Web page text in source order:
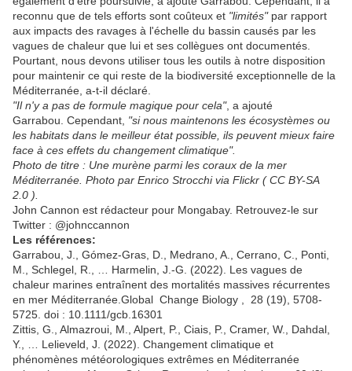
reconnu que de tels efforts sont coûteux et "limités"par rapport
aux impacts des ravages à l'échelle du bassin causés par les
vagues de chaleur que lui et ses collègues ont documentés.
Pourtant, nous devons utiliser tous les outils à notre disposition
pour maintenir ce qui reste de la biodiversité exceptionnelle de la
Méditerranée, a-t-il déclaré.
"Il n'y a pas de formule magique pour cela", a ajouté
Garrabou. Cependant, "si nous maintenons les écosystèmes ou
les habitats dans le meilleur état possible, ils peuvent mieux faire
face à ces effets du changement climatique".
Photo de titre : Une murène parmi les coraux de la mer
Méditerranée. Photo par Enrico Strocchi via Flickr ( CC BY-SA
2.0 ).
John Cannon est rédacteur pour Mongabay. Retrouvez-le sur
Twitter : @johnccannon
Les références:
Garrabou, J., Gómez‐Gras, D., Medrano, A., Cerrano, C., Ponti,
M., Schlegel, R., … Harmelin, J.-G. (2022). Les vagues de
chaleur marines entraînent des mortalités massives récurrentes
en mer Méditerranée.Global Change Biology , 28 (19), 5708-
5725. doi : 10.1111/gcb.16301
Zittis, G., Almazroui, M., Alpert, P., Ciais, P., Cramer, W., Dahdal,
Y., … Lelieveld, J. (2022). Changement climatique et
phénomènes météorologiques extrêmes en Méditerranée